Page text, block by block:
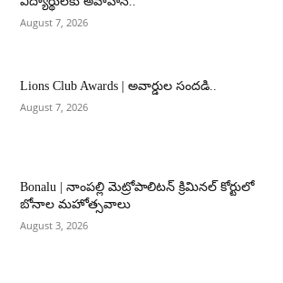
August 7, 2026
Lions Club Awards | అవార్డుల సందడి..
August 7, 2026
Bonalu | నాంపల్లి మెట్రోపాలిటన్ క్రిమినల్ కోర్టులో
బోనాల మహోత్సవాలు
August 3, 2026